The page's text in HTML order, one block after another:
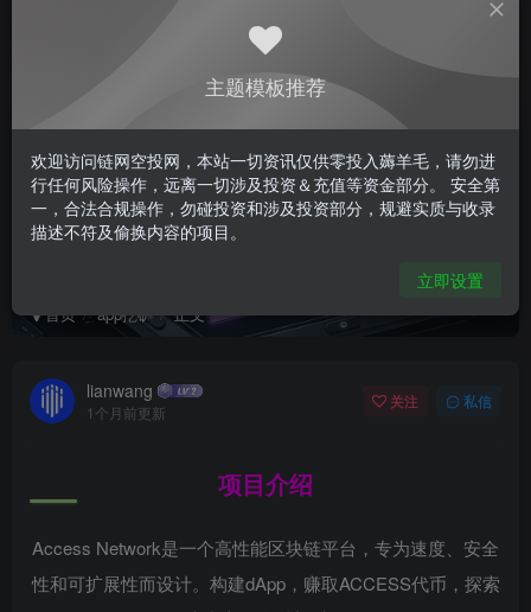
首页 app挖矿 正文
7.4W+
lianwang
1个月前更新
关注 私信
项目介绍
Access Network是一个高性能区块链平台，专为速度、安全
性和可扩展性而设计。构建dApp，赚取ACCESS代币，探索
主题模板推荐
欢迎访问链网空投网，本站一切资讯仅供零投入薅羊毛，请勿进
行任何风险操作，远离一切涉及投资＆充值等资金部分。 安全第
一，合法合规操作，勿碰投资和涉及投资部分，规避实质与收录
描述不符及偷换内容的项目。
立即设置